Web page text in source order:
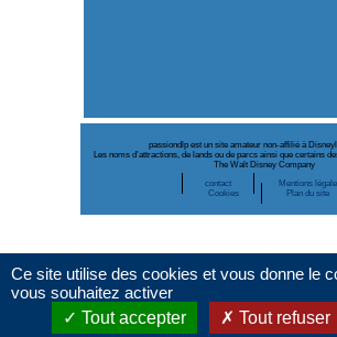
passiondlp est un site amateur non-affilié à
Les noms d’attractions, de lands ou de parcs ainsi que certains
The Walt Disney Company
contact
Mentions
Cookies
Plan du site
Ce site utilise des cookies et vous donne le
vous souhaitez activer
Tout accepter
Tout refuser